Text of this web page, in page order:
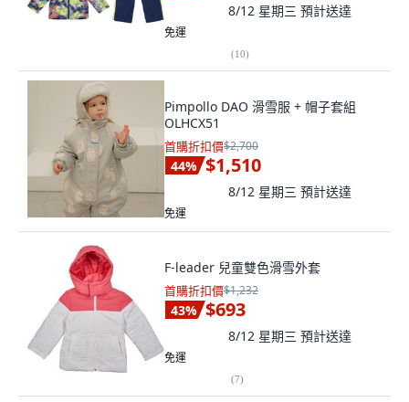
8/12 星期三 預計送達
免運
(10)
Pimpollo DAO 滑雪服 + 帽子套組
OLHCX51
首購折扣價$2,700
44% $1,510
8/12 星期三 預計送達
免運
F-leader 兒童雙色滑雪外套
首購折扣價$1,232
43% $693
8/12 星期三 預計送達
免運
(7)